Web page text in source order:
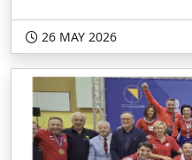
26 MAY 2026